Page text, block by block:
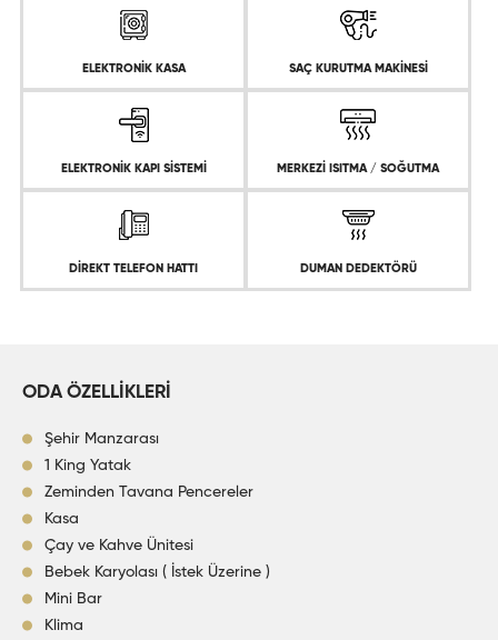
ELEKTRONİK KASA SAÇ KURUTMA MAKİNESİ
ELEKTRONİK KAPI SİSTEMİ MERKEZİ ISITMA / SOĞUTMA
DİREKT TELEFON HATTI DUMAN DEDEKTÖRÜ
ODA ÖZELLİKLERİ
Şehir Manzarası
1 King Yatak
Zeminden Tavana Pencereler
Kasa
Çay ve Kahve Ünitesi
Bebek Karyolası ( İstek Üzerine )
Mini Bar
Klima